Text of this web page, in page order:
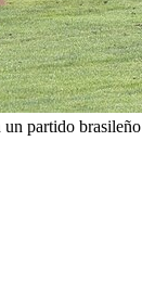
un partido brasileño